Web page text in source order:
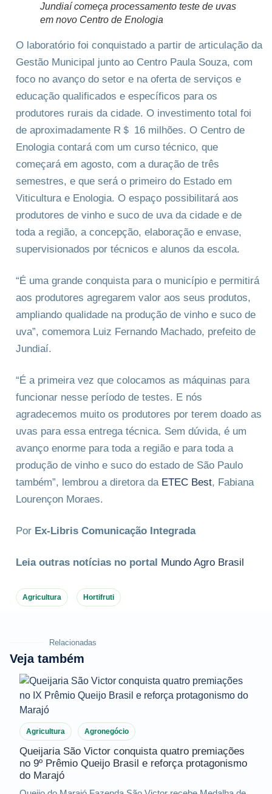
Jundiaí começa processamento teste de uvas
em novo Centro de Enologia
O laboratório foi conquistado a partir de articulação da
Gestão Municipal junto ao Centro Paula Souza, com
foco no avanço do setor e na oferta de serviços e
educação qualificados e específicos para os
produtores rurais da cidade. O investimento total foi
de aproximadamente R＄ 16 milhões. O Centro de
Enologia contará com um curso técnico, que
começará em agosto, com a duração de três
semestres, e que será o primeiro do Estado em
Viticultura e Enologia. O espaço possibilitará aos
produtores de vinho e suco de uva da cidade e de
toda a região, a concepção, elaboração e envase,
supervisionados por técnicos e alunos da escola.
“É uma grande conquista para o município e permitirá
aos produtores agregarem valor aos seus produtos,
ampliando qualidade na produção de vinho e suco de
uva”, comemora Luiz Fernando Machado, prefeito de
Jundiaí.
“É a primeira vez que colocamos as máquinas para
funcionar nesse período de testes. E nós
agradecemos muito os produtores por terem doado as
uvas para essa entrega técnica. Sem dúvida, é um
avanço enorme para toda a região e para toda a
produção de vinho e suco do estado de São Paulo
também”, lembrou a diretora da ETEC Best, Fabiana
Lourençon Moraes.
Por Ex-Libris Comunicação Integrada
Leia outras notícias no portal Mundo Agro Brasil
Agricultura Hortifruti
Relacionadas
Veja também
Agricultura Agronegócio
Queijaria São Victor conquista quatro premiações
no 9º Prêmio Queijo Brasil e reforça protagonismo
do Marajó